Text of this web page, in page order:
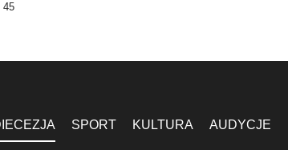
45
SPORT KULTURA AUDYCJE